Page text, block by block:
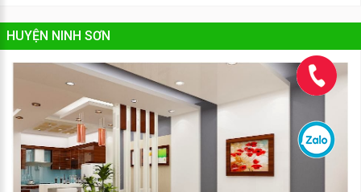
HUYỆN NINH SƠN